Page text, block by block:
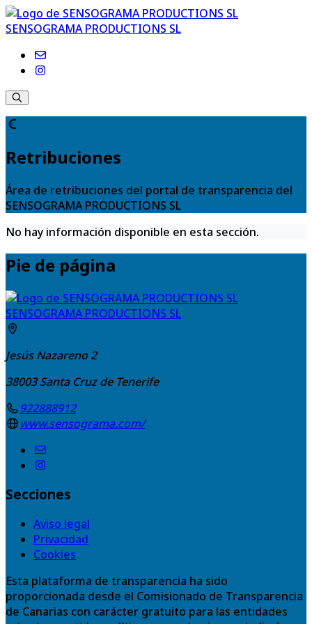
SENSOGRAMA PRODUCTIONS SL
Retribuciones
Área de retribuciones del portal de transparencia del
SENSOGRAMA PRODUCTIONS SL
No hay información disponible en esta sección.
Pie de página
SENSOGRAMA PRODUCTIONS SL
Jesús Nazareno 2
38003 Santa Cruz de Tenerife
922888912
www.sensograma.com/
Secciones
Aviso legal
Privacidad
Cookies
Esta plataforma de transparencia ha sido
proporcionada desde el Comisionado de Transparencia
de Canarias con carácter gratuito para las entidades